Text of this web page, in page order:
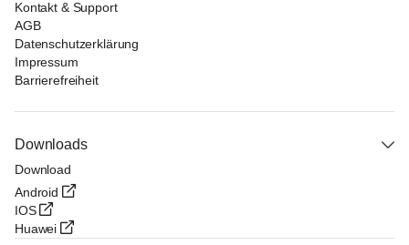
Kontakt & Support
AGB
Datenschutzerklärung
Impressum
Barrierefreiheit
Downloads
Download
Android
IOS
Huawei